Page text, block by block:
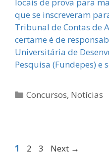
que se inscreveram
Tribunal de Contas de
certame é de
Universitária de
Pesquisa (Fundepes) e
Categorias
Concursos, Notícias
Page
1 Page
2 Page
3 Next →